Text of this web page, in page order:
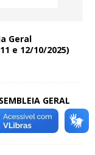
Geral
e 12/10/2025)
GERAL